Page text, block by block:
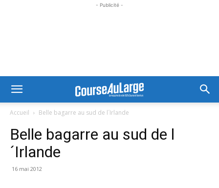
- Publicité -
Accueil Belle bagarre au sud de l´Irlande
Belle bagarre au sud de l
´Irlande
16 mai 2012